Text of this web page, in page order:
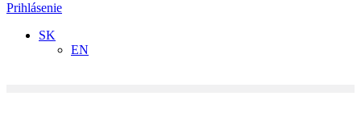
Prihlásenie
SK
EN